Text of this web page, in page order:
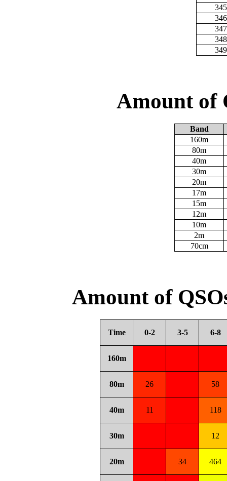
345
346
347
348
349
Amount of
Band
160m
80m
40m
30m
20m
17m
15m
12m
10m
2m
70cm
Amount of
Time 0-2 3-5 6-8
160m
80m 26 58
40m 11 118
30m 12
20m 34 464